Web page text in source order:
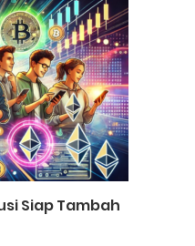
Siap Tambah